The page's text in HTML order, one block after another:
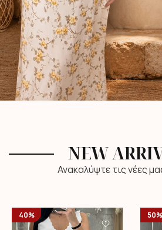
NEW
Ανακαλύψτε τις νέες
40% 50%